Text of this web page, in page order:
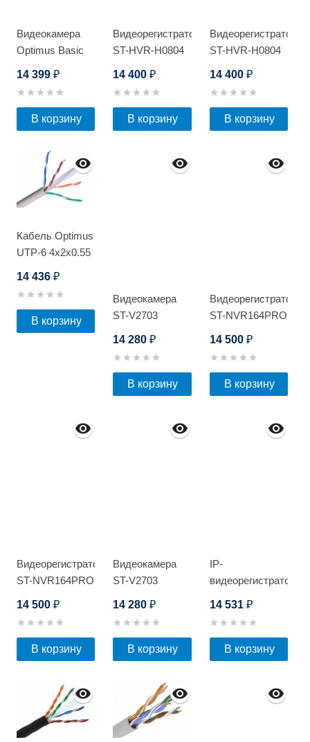
Видеокамера
Optimus Basic
14 399 ₽
В корзину
Видеорегистратор
ST-HVR-H0804
14 400₽
В корзину
Видеорегистратор
ST-HVR-H0804
14 400 ₽
В корзину
Кабель Optimus
UTP-6 4x2x0.55
14 436 ₽
В корзину
Видеокамера
ST-V2703
14 280₽
В корзину
Видеорегистратор
ST-NVR164PRO
14 500 ₽
В корзину
Видеорегистратор
ST-NVR164PRO
14 500 ₽
В корзину
Видеокамера
ST-V2703
14 280₽
В корзину
IP-
видеорегистратор
14 531 ₽
В корзину